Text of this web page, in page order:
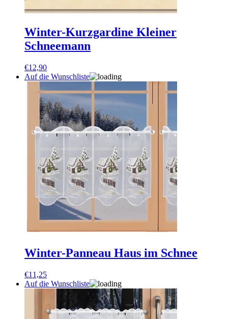
Winter-Kurzgardine Kleiner
Schneemann
€12,90
Auf die Wunschliste
Winter-Panneau Haus im Schnee
€11,25
Auf die Wunschliste